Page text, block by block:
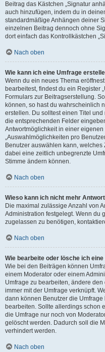
Beitrag das Kästchen „Signatur
auch hinzufügen, indem du in
standardmäßige Anhängen deiner
einzelnen Beitrag dennoch ohne
dort einfach das Kontrollkästchen
Nach oben
Wie kann ich eine Umfrage
Wenn du ein neues Thema
bearbeitest, findest du ein Register
Formulars zur Beitragserstellung.
können, so hast du wahrscheinlich
erstellen. Du solltest einen Titel
die entsprechenden Felder
Antwortmöglichkeit in einer
„Auswahlmöglichkeiten pro
Benutzer auswählen kann,
dabei eine zeitlich unbegrenzte
Stimme ändern können.
Nach oben
Wieso kann ich nicht mehr
Die maximal zulässige Anzahl von
Administration festgelegt. Wenn du
zugelassen zu benötigen,
Nach oben
Wie bearbeite oder lösche ich
Wie bei den Beiträgen können
einem Moderator oder einem
Umfrage zu bearbeiten, ändere
immer mit der Umfrage verknüpft.
dann können Benutzer die
bearbeiten. Sollte allerdings schon
die Umfrage nur noch von
gelöscht werden. Dadurch soll die
verhindert werden.
Nach oben